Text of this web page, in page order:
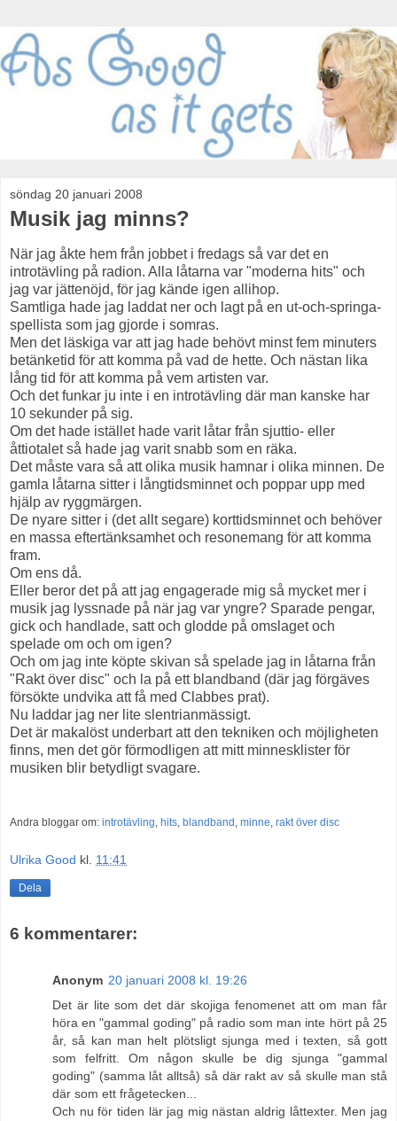
söndag 20 januari 2008
Musik jag minns?
När jag åkte hem från jobbet i fredags så var det en
introtävling på radion. Alla låtarna var "moderna hits" och
jag var jättenöjd, för jag kände igen allihop.
Samtliga hade jag laddat ner och lagt på en ut-och-springa-
spellista som jag gjorde i somras.
Men det läskiga var att jag hade behövt minst fem minuters
betänketid för att komma på vad de hette. Och nästan lika
lång tid för att komma på vem artisten var.
Och det funkar ju inte i en introtävling där man kanske har
10 sekunder på sig.
Om det hade istället hade varit låtar från sjuttio- eller
åttiotalet så hade jag varit snabb som en räka.
Det måste vara så att olika musik hamnar i olika minnen. De
gamla låtarna sitter i långtidsminnet och poppar upp med
hjälp av ryggmärgen.
De nyare sitter i (det allt segare) korttidsminnet och behöver
en massa eftertänksamhet och resonemang för att komma
fram.
Om ens då.
Eller beror det på att jag engagerade mig så mycket mer i
musik jag lyssnade på när jag var yngre? Sparade pengar,
gick och handlade, satt och glodde på omslaget och
spelade om och om igen?
Och om jag inte köpte skivan så spelade jag in låtarna från
"Rakt över disc" och la på ett blandband (där jag förgäves
försökte undvika att få med Clabbes prat).
Nu laddar jag ner lite slentrianmässigt.
Det är makalöst underbart att den tekniken och möjligheten
finns, men det gör förmodligen att mitt minnesklister för
musiken blir betydligt svagare.
Andra bloggar om: introtävling, hits, blandband , minne, rakt över disc
Ulrika Good kl. 11:41
Dela
6 kommentarer:
Anonym 20 januari 2008 kl. 19:26
Det är lite som det där skojiga fenomenet att om man får
höra en "gammal goding" på radio som man inte hört på 25
år, så kan man helt plötsligt sjunga med i texten, så gott
som felfritt. Om någon skulle be dig sjunga "gammal
goding" (samma låt alltså) så där rakt av så skulle man stå
där som ett frågetecken...
Och nu för tiden lär jag mig nästan aldrig låttexter. Men jag